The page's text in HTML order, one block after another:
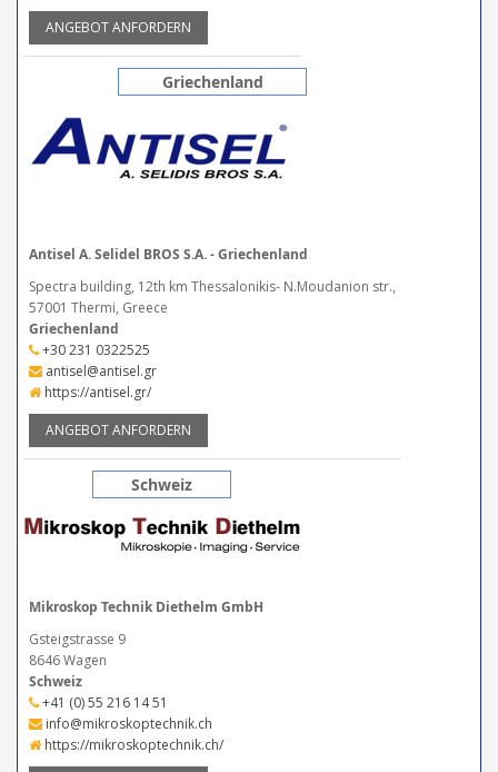
ANGEBOT ANFORDERN
Griechenland
Antisel A. Selidel BROS S.A. - Griechenland
Spectra building, 12th km Thessalonikis- N.Moudanion str.,
57001 Thermi, Greece
Griechenland
+30 231 0322525
antisel@antisel.gr
https://antisel.gr/
ANGEBOT ANFORDERN
Schweiz
Mikroskop Technik Diethelm GmbH
Gsteigstrasse 9
8646 Wagen
Schweiz
+41 (0) 55 216 14 51
info@mikroskoptechnik.ch
https://mikroskoptechnik.ch/